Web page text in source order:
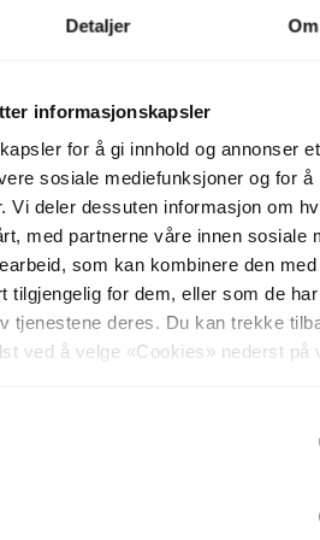
Detaljer Om
informasjonskapsler
for å gi innhold og annonser et
sosiale mediefunksjoner og for å
Vi deler dessuten informasjon om
med partnerne våre innen sosiale
som kan kombinere den med
tilgjengelig for dem, eller som de
tjenestene deres. Du kan trekke
ved å velge «Cookies» nederst på